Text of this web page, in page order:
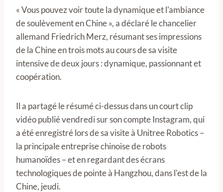
« Vous pouvez voir toute la dynamique et l'ambiance
de soulèvement en Chine », a déclaré le chancelier
allemand Friedrich Merz, résumant ses impressions
de la Chine en trois mots au cours de sa visite
intensive de deux jours : dynamique, passionnant et
coopération.
Il a partagé le résumé ci-dessus dans un court clip
vidéo publié vendredi sur son compte Instagram, qui
a été enregistré lors de sa visite à Unitree Robotics –
la principale entreprise chinoise de robots
humanoïdes – et en regardant des écrans
technologiques de pointe à Hangzhou, dans l'est de la
Chine, jeudi.